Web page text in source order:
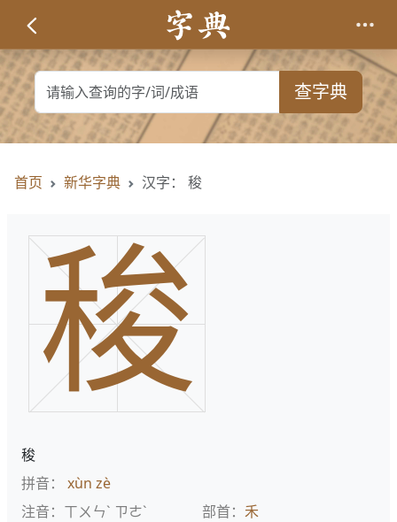
查字典
首页 新华字典 汉字： 稄
稄
稄
拼音： xùn zè
注音：ㄒㄨㄣˋ ㄗㄜˋ
部首： 禾